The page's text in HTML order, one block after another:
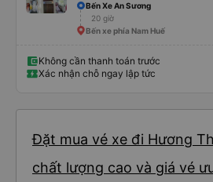
Bến Xe An Sương
20 giờ
Bến xe phía Nam Huế
Không cần thanh toán trước
Xác nhận chỗ ngay lập tức
Đặt mua vé xe đi Hương
chất lượng cao và giá vé